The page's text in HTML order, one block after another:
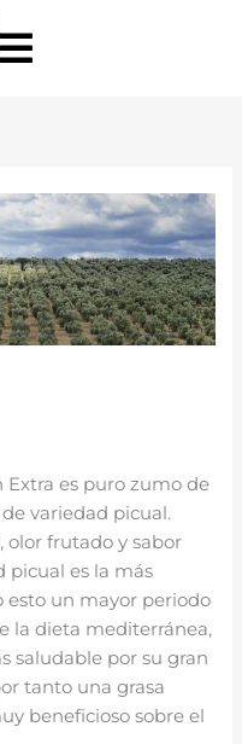
Extra es puro zumo de
variedad picual.
olor frutado y sabor
picual es la más
esto un mayor periodo
la dieta mediterránea,
saludable por su gran
tanto una grasa
beneficioso sobre el